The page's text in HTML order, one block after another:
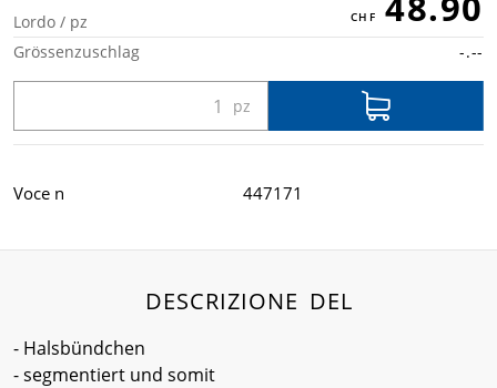
Lordo / pz
Grössenzuschlag -.--
Voce n 447171
DESCRIZIONE DEL
- Halsbündchen
- segmentiert und somit